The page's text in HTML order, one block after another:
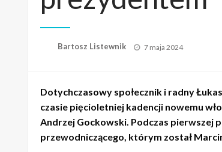
Bartosz Listewnik
Opublikowane
7 maja 2024
Dotychczasowy społecznik i radny
czasie pięcioletniej kadencji nowemu
Andrzej Gockowski. Podczas pierwszej
przewodniczącego, którym został